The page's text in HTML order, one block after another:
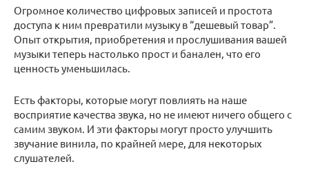
Огромное количество цифровых записей и простота
доступа к ним превратили музыку в “дешевый товар”.
Опыт открытия, приобретения и прослушивания вашей
музыки теперь настолько прост и банален, что его
ценность уменьшилась.
Есть факторы, которые могут повлиять на наше
восприятие качества звука, но не имеют ничего общего с
самим звуком. И эти факторы могут просто улучшить
звучание винила, по крайней мере, для некоторых
слушателей.